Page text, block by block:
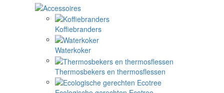
Koffiebranders
Waterkoker
Thermosbekers en thermosflessen